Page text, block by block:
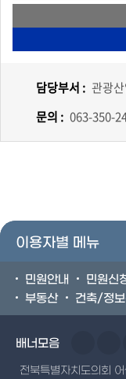
담당부서 : 관광
문의 : 063-350-
이용자별 메뉴
민원안내 민원신
부동산
건축/정
배너모음
전북특별자치도의회